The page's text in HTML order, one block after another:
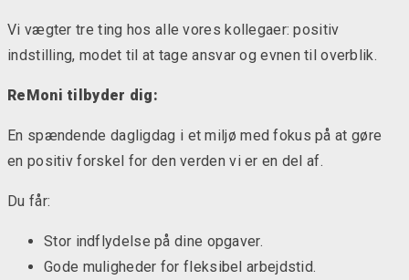
Vi vægter tre ting hos alle vores kollegaer: positiv
indstilling, modet til at tage ansvar og evnen til overblik.
ReMoni tilbyder dig:
En spændende dagligdag i et miljø med fokus på at gøre
en positiv forskel for den verden vi er en del af.
Du får:
Stor indflydelse på dine opgaver.
Gode muligheder for fleksibel arbejdstid.